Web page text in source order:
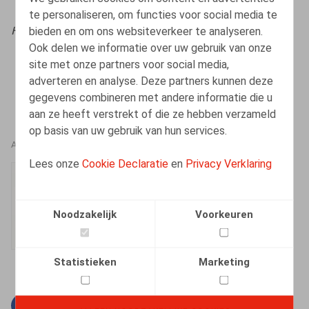
te personaliseren, om functies voor social media te
bieden en om ons websiteverkeer te analyseren.
Ook delen we informatie over uw gebruik van onze
site met onze partners voor social media,
adverteren en analyse. Deze partners kunnen deze
gegevens combineren met andere informatie die u
aan ze heeft verstrekt of die ze hebben verzameld
op basis van uw gebruik van hun services.
Lees onzeCookie Declaratie en Privacy Verklaring
Noodzakelijk Voorkeuren
Statistieken Marketing
HR.square (online),02/12/2024
AUTEURS